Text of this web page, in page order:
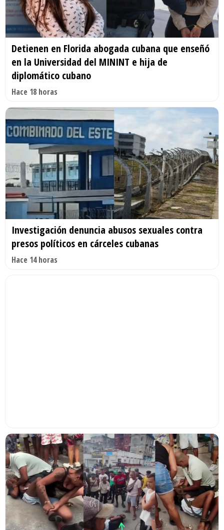
Detienen en Florida abogada cubana que enseñó
en la Universidad del MININT e hija de
diplomático cubano
Hace 18 horas
Investigación denuncia abusos sexuales contra
presos políticos en cárceles cubanas
Hace 14 horas